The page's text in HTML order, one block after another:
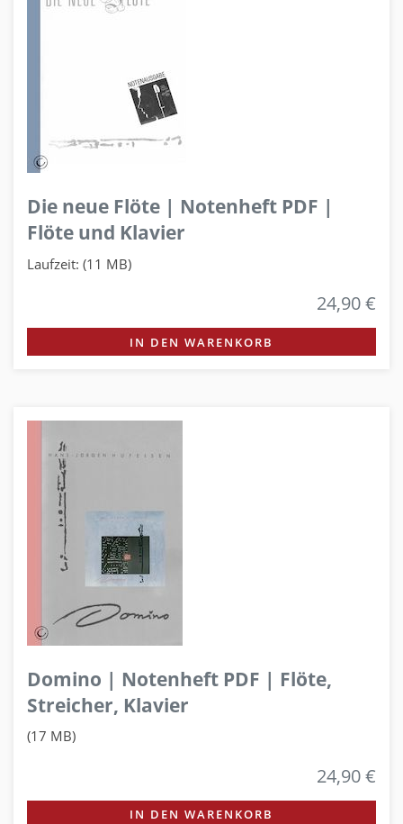
Die neue Flöte | Notenheft PDF |
Flöte und Klavier
Laufzeit: (11 MB)
24,90 €
IN DEN WARENKORB
Domino | Notenheft PDF | Flöte,
Streicher, Klavier
(17 MB)
24,90 €
IN DEN WARENKORB